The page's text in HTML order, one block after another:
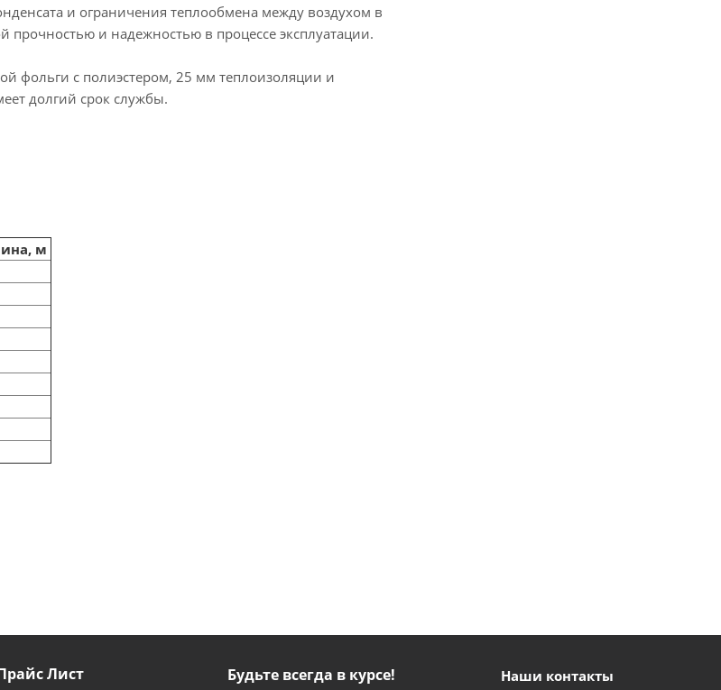
и ограничения теплообмена между воздухом в
прочностью и надежностью в процессе эксплуатации.
фольги с полиэстером, 25 мм теплоизоляции и
долгий срок службы.
м
Лист Будьте всегда в курсе! Наши контакты